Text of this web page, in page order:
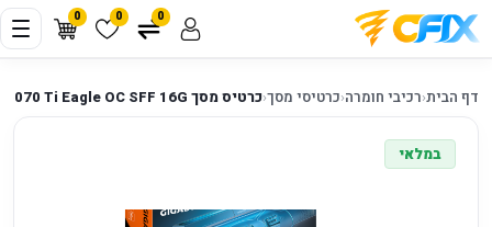
0 0 0
דף הבית‹רכיבי חומרה‹כרטיסי מסך‹כרטיס מסך Gigabyte GeForce RTX 5070 Ti Eagle OC SFF 16G
במלאי